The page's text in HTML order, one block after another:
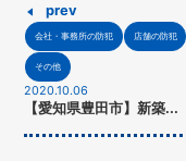
prev
会社・事務所の防犯 店舗の防犯
その他
2020.10.06
【愛知県豊田市】新築...